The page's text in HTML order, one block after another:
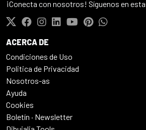
¡Conecta con nosotros! Síguenos en
ACERCA DE
Condiciones de Uso
Politica de Privacidad
Nosotros-as
Ayuda
Cookies
Boletín · Newsletter